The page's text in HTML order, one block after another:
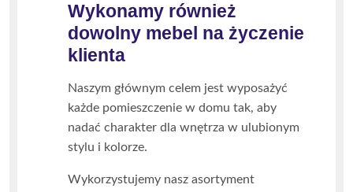
Wykonamy również
dowolny mebel na życzenie
klienta
Naszym głównym celem jest wyposażyć
każde pomieszczenie w domu tak, aby
nadać charakter dla wnętrza w ulubionym
stylu i kolorze.
Wykorzystujemy nasz asortyment